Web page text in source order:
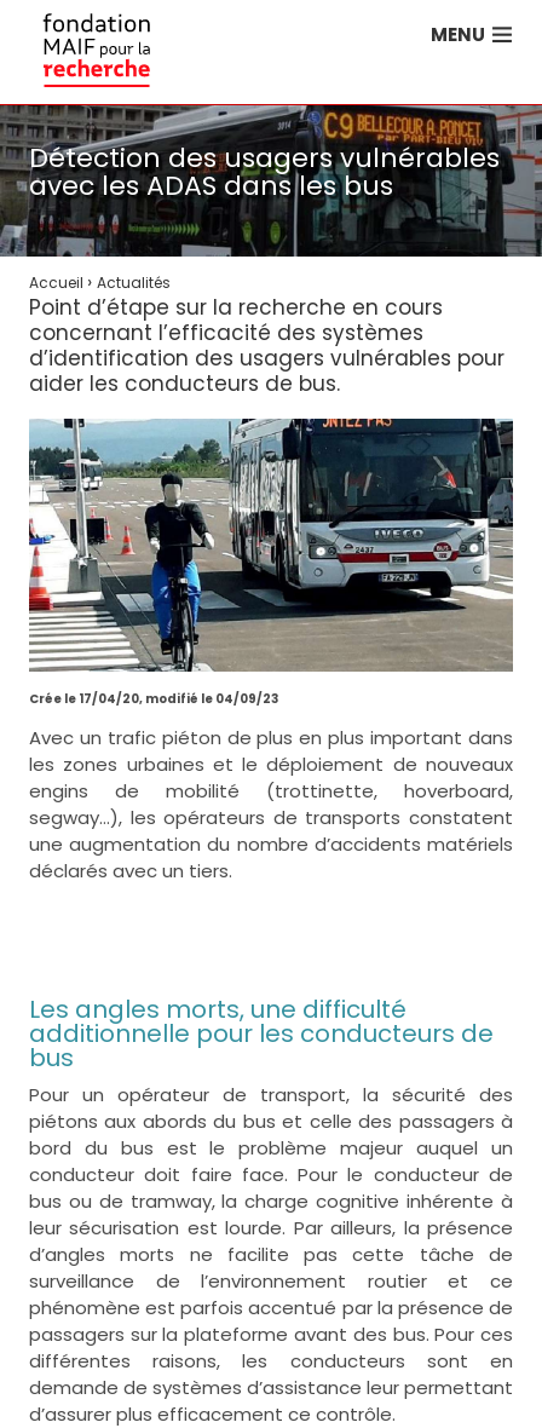
MENU
Détection des usagers vulnérables
avec les ADAS dans les bus
Accueil › Actualités
Point d’étape sur la recherche en cours
concernant l’efficacité des systèmes
d’identification des usagers vulnérables pour
aider les conducteurs de bus.
Crée le 17/04/20, modifié le 04/09/23
Avec un trafic piéton de plus en plus important dans
les zones urbaines et le déploiement de nouveaux
engins de mobilité (trottinette, hoverboard,
segway…), les opérateurs de transports constatent
une augmentation du nombre d’accidents matériels
déclarés avec un tiers.
Les angles morts, une difficulté
additionnelle pour les conducteurs de
bus
Pour un opérateur de transport, la sécurité des
piétons aux abords du bus et celle des passagers à
bord du bus est le problème majeur auquel un
conducteur doit faire face. Pour le conducteur de
bus ou de tramway, la charge cognitive inhérente à
leur sécurisation est lourde. Par ailleurs, la présence
d’angles morts ne facilite pas cette tâche de
surveillance de l’environnement routier et ce
phénomène est parfois accentué par la présence de
passagers sur la plateforme avant des bus. Pour ces
différentes raisons, les conducteurs sont en
demande de systèmes d’assistance leur permettant
d’assurer plus efficacement ce contrôle.